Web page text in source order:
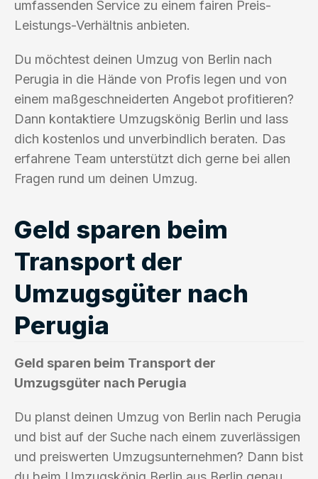
umfassenden Service zu einem fairen Preis-
Leistungs-Verhältnis anbieten.
Du möchtest deinen Umzug von Berlin nach
Perugia in die Hände von Profis legen und von
einem maßgeschneiderten Angebot profitieren?
Dann kontaktiere Umzugskönig Berlin und lass
dich kostenlos und unverbindlich beraten. Das
erfahrene Team unterstützt dich gerne bei allen
Fragen rund um deinen Umzug.
Geld sparen beim
Transport der
Umzugsgüter nach
Perugia
Geld sparen beim Transport der
Umzugsgüter nach Perugia
Du planst deinen Umzug von Berlin nach Perugia
und bist auf der Suche nach einem zuverlässigen
und preiswerten Umzugsunternehmen? Dann bist